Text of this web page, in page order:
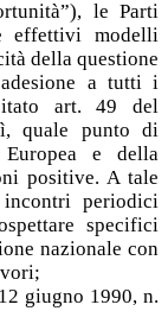
le Parti
effettivi modelli
della questione
a tutti i
art. 49 del
quale punto di
Europea e della
positive. A tale
periodici
specifici
nazionale con
giugno 1990, n.